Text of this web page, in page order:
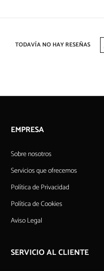
TODAVÍA NO HAY RESEÑAS
EMPRESA
Sobre nosotros
Servicios que ofrecemos
Política de Privacidad
Política de Cookies
Aviso Legal
SERVICIO AL CLIENTE